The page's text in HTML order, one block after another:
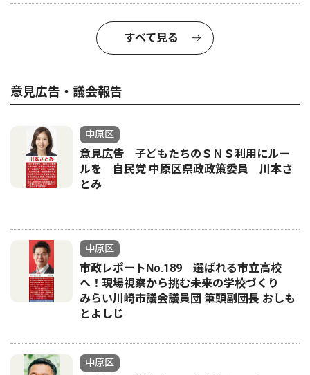
すべて見る
意見広告・議会報告
中原区
意見広告 子どもたちのＳＮＳ利用にルー
ルを 自民党 中原区県政政策委員 川本さ
とみ
中原区
市政レポートNo.189 選ばれる市立高校
へ！現場視察から挑む未来の学校づくり
みらい川崎市議会議員団 筆頭副団長 おしも
とよしじ
中原区